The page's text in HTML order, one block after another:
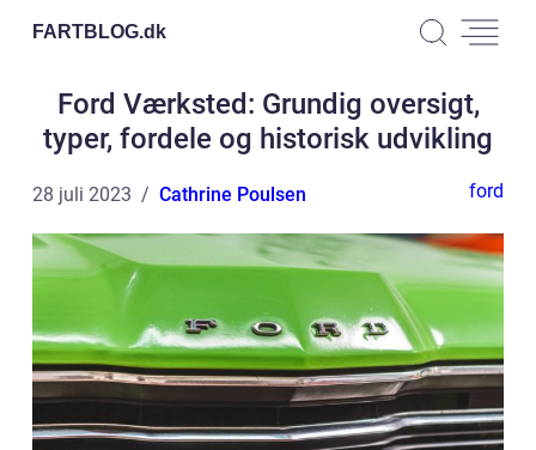
FARTBLOG.dk
Ford Værksted: Grundig oversigt,
typer, fordele og historisk udvikling
28 juli 2023 Cathrine Poulsen ford